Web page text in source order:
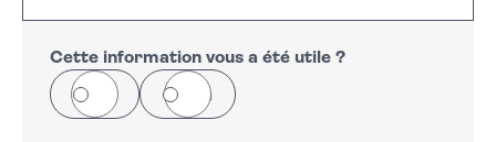
+
−
Cette information vous a été utile ?
Oui Non